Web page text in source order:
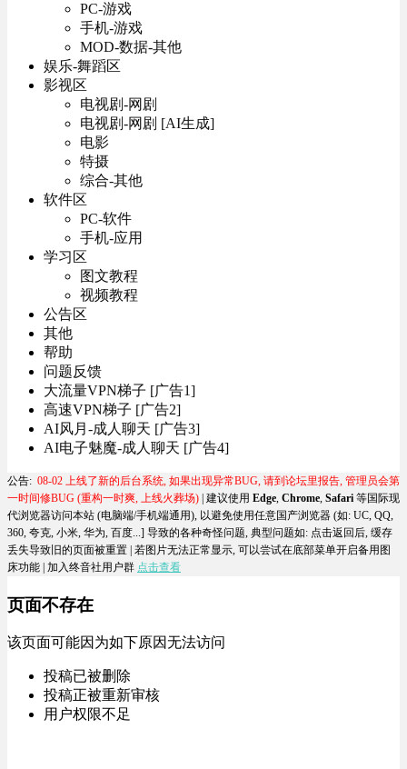
PC-游戏
手机-游戏
MOD-数据-其他
娱乐-舞蹈区
影视区
电视剧-网剧
电视剧-网剧 [AI生成]
电影
特摄
综合-其他
软件区
PC-软件
手机-应用
学习区
图文教程
视频教程
公告区
其他
帮助
问题反馈
大流量VPN梯子 [广告1]
高速VPN梯子 [广告2]
AI风月-成人聊天 [广告3]
AI电子魅魔-成人聊天 [广告4]
公告: 08-02 上线了新的后台系统, 如果出现异常BUG, 请到论坛里报告, 管理员会第
一时间修BUG (重构一时爽, 上线火葬场) | 建议使用 Edge, Chrome, Safari 等国际现
代浏览器访问本站 (电脑端/手机端通用), 以避免使用任意国产浏览器 (如: UC, QQ,
360, 夸克, 小米, 华为, 百度...] 导致的各种奇怪问题, 典型问题如: 点击返回后, 缓存
丢失导致旧的页面被重置 | 若图片无法正常显示, 可以尝试在底部菜单开启备用图
床功能 | 加入终音社用户群 点击查看
页面不存在
该页面可能因为如下原因无法访问
投稿已被删除
投稿正被重新审核
用户权限不足